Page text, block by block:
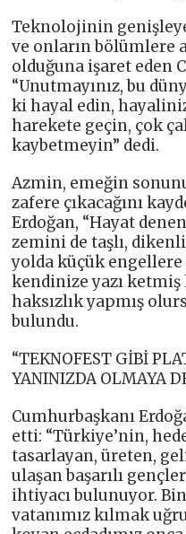
Teknolojinin
ve onların bölümlere
olduğuna işaret eden
“Unutmayınız, bu
ki hayal edin,
harekete geçin, çok
kaybetmeyin” dedi.
Azmin, emeğin
zafere çıkacağını
Erdoğan, “Hayat
zemini de taşlı,
yolda küçük engellere
kendinize yazı
haksızlık yapmış
bulundu.
“TEKNOFEST GİBİ
YANINIZDA OLMAYA
Cumhurbaşkanı
etti: “Türkiye’nin,
tasarlayan, üreten,
ulaşan başarılı
ihtiyacı bulunuyor.
vatanımız kılmak